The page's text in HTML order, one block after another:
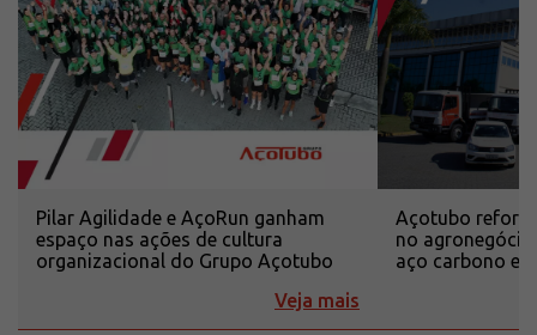
Pilar Agilidade e AçoRun ganham
espaço nas ações de cultura
organizacional do Grupo Açotubo
Veja mais
Açotubo
no
aço carbono e